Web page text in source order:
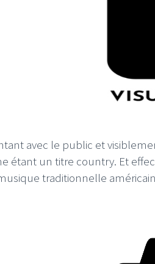
avec le public et
étant un titre country. Et
traditionnelle